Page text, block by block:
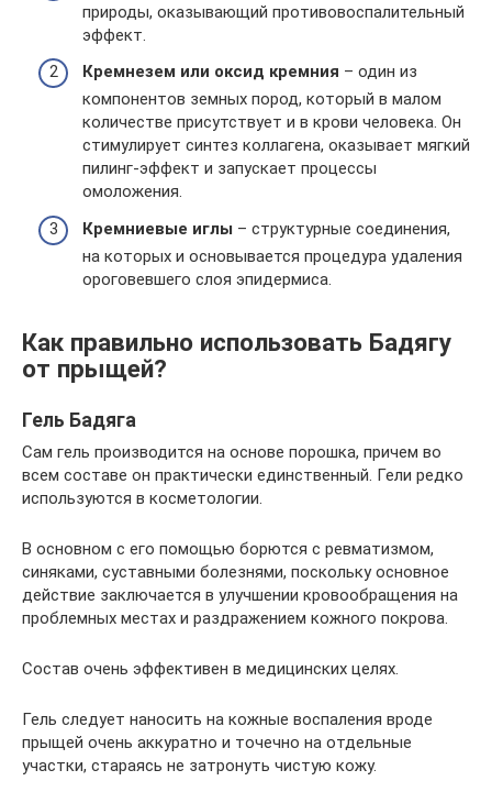
природы, оказывающий противовоспалительный
эффект.
Кремнезем или оксид кремния – один из
компонентов земных пород, который в малом
количестве присутствует и в крови человека. Он
стимулирует синтез коллагена, оказывает мягкий
пилинг-эффект и запускает процессы
омоложения.
Кремниевые иглы – структурные соединения,
на которых и основывается процедура удаления
ороговевшего слоя эпидермиса.
Как правильно использовать Бадягу
от прыщей?
Гель Бадяга
Сам гель производится на основе порошка, причем во
всем составе он практически единственный. Гели редко
используются в косметологии.
В основном с его помощью борются с ревматизмом,
синяками, суставными болезнями, поскольку основное
действие заключается в улучшении кровообращения на
проблемных местах и раздражением кожного покрова.
Состав очень эффективен в медицинских целях.
Гель следует наносить на кожные воспаления вроде
прыщей очень аккуратно и точечно на отдельные
участки, стараясь не затронуть чистую кожу.